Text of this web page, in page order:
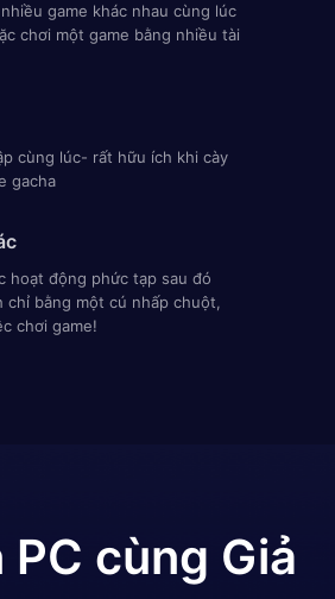
game khác nhau cùng lúc
chơi một game bằng nhiều tài
cùng lúc- rất hữu ích khi cày
gacha
hoạt động phức tạp sau đó
bằng một cú nhấp chuột,
chơi game!
cùng Giả